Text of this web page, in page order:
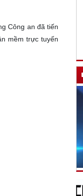
Công an đã tiến
mềm trực tuyến